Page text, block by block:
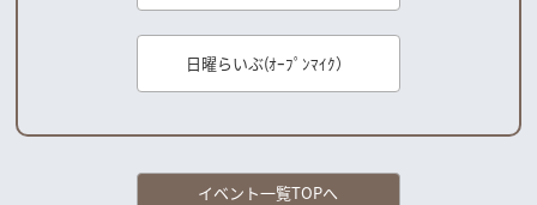
日曜らいぶ(ｵｰﾌﾟﾝﾏｲｸ）
イベント一覧TOPへ